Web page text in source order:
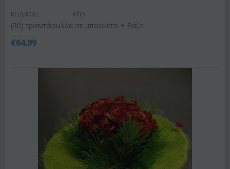
ΚΩΔΙΚΟΣ: Af15
(30) τριαντάφυλλα σε μπουκέτο + Βάζο
€64.99